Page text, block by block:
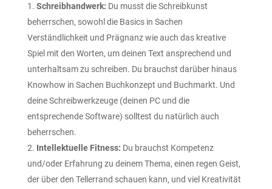
Schreibhandwerk: Du musst die Schreibkunst
beherrschen, sowohl die Basics in Sachen
Verständlichkeit und Prägnanz wie auch das kreative
Spiel mit den Worten, um deinen Text ansprechend und
unterhaltsam zu schreiben. Du brauchst darüber hinaus
Knowhow in Sachen Buchkonzept und Buchmarkt. Und
deine Schreibwerkzeuge (deinen PC und die
entsprechende Software) solltest du natürlich auch
beherrschen.
Intellektuelle Fitness: Du brauchst Kompetenz
und/oder Erfahrung zu deinem Thema, einen regen Geist,
der über den Tellerrand schauen kann, und viel Kreativität